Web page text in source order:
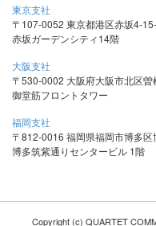
東京支社
〒107-0052 東京都港区赤坂4-
赤坂ガーデンシティ14階
大阪支社
〒530-0002 大阪府大阪市北区
御堂筋フロントタワー
福岡支社
〒812-0016 福岡県福岡市博多
博多筑紫通りセンタービル 1階
Copyright (c) QUARTET